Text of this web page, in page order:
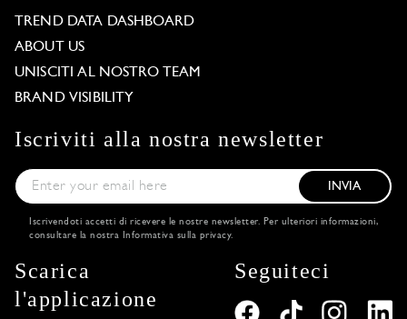
TREND DATA DASHBOARD
ABOUT US
UNISCITI AL NOSTRO TEAM
BRAND VISIBILITY
Iscriviti alla nostra newsletter
INVIA
Iscrivendoti accetti di ricevere le nostre newsletter. Per ulteriori informazioni,
consultare la nostra
Informativa sulla privacy.
Scarica
l'applicazione
Seguiteci